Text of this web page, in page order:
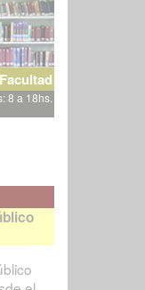
8 a 18hs.